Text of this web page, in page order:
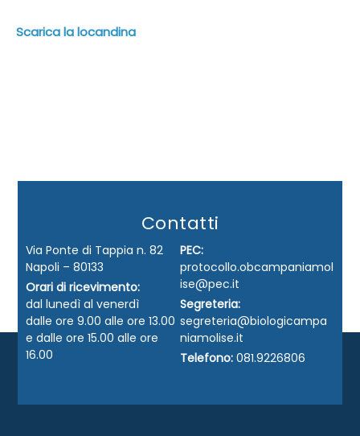
Scarica la locandina
Contatti
Via Ponte di Tappia n. 82
Napoli – 80133
Orari di ricevimento:
dal lunedì al venerdì
dalle ore 9.00 alle ore 13.00
e dalle ore 15.00 alle ore
16.00
PEC:
protocollo.obcampaniamol
ise@pec.it
Segreteria:
segreteria@biologicampa
niamolise.it
Telefono: 081.9226806